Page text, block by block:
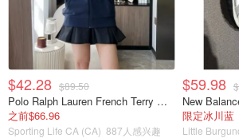
雅诗兰黛眉粉，已停产
雅斯兰黛眉粉新组合
$42.28 $89.50
Polo Ralph Lauren French Terry 女童连帽卫衣 7-16码
之前$66.96
Sporting Life CA (CA) 887人感兴趣
$59.98
限定冰川蓝